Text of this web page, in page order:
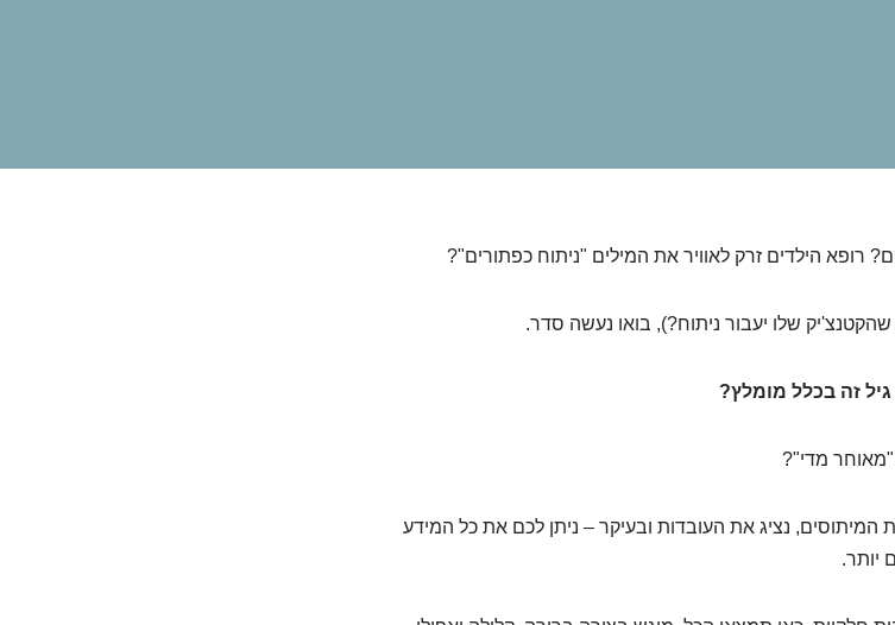
רופא הילדים זרק לאוויר את המילים "ניתוח כפתורים"?
שלו יעבור ניתוח?), בואו נעשה סדר.
זה בכלל מומלץ?
"מאוחר מדי"?
נציג את העובדות ובעיקר – ניתן לכם את כל המידע
יותר.